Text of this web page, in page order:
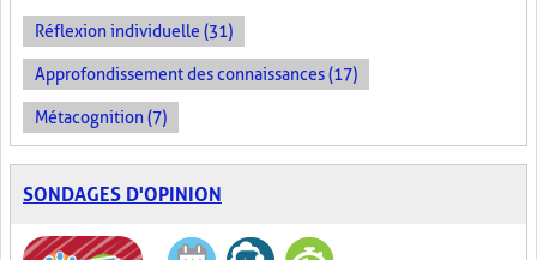
Réflexion individuelle (31)
Approfondissement des connaissances (17)
Métacognition (7)
SONDAGES D'OPINION